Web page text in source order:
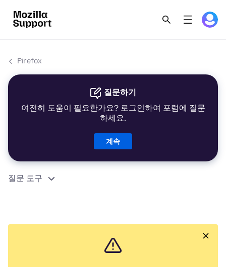
Firefox
질문하기
여전히 도움이 필요한가요? 로그인하여 포럼에 질문
하세요.
계속
질문 도구